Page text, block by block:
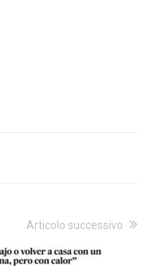
Articolo successivo